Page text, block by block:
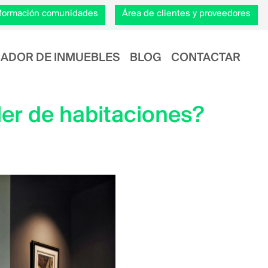
comunidades Área de clientes y proveedores
DE INMUEBLES BLOG CONTACTAR
de habitaciones?